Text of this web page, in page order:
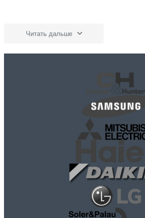
промышленные
отсутствии сервисного
☑Осмотр состояния внутренних и
☑Осмотр надежности крепления
☑Проверка соединений
зажимов на клеммных колодках
☑Тестирование правильности
☑Чистка фильтров на внутреннем
Читать дальше